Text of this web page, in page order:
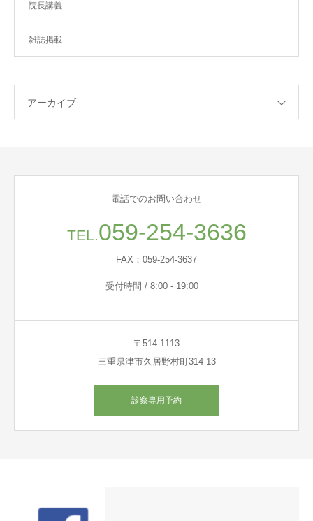
院長講義
雑誌掲載
アーカイブ
電話でのお問い合わせ
TEL.059-254-3636
FAX：059-254-3637
受付時間 / 8:00 - 19:00
〒514-1113
三重県津市久居野村町314-13
診察専用予約